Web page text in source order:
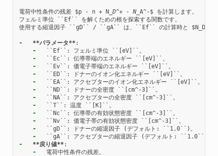
電荷中性条件の残差 $p - n + N_D^+ - N_ A^-$ を計算します。
フェルミ準位 ``Ef`` を解くための根を探索する関数です。
使用する縮退因子 ``gD`` / ``gA`` は、``Ef`` の計算時と $N_D^+$ /
- **パラメータ**
-
-
-
-
-
-
-
-
-
-
-
-
-
**戻り値**
-
  電荷中性条件の残差。